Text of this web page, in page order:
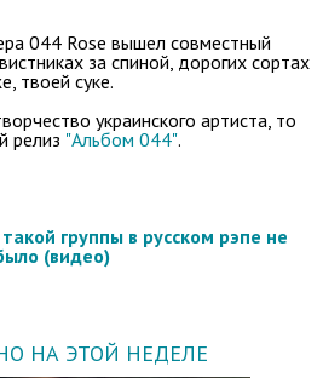
044 Rose вышел совместный
за спиной, дорогих сортах
твоей суке.
украинского артиста, то
релиз "Альбом 044".
группы в русском рэпе не
(видео)
НА ЭТОЙ НЕДЕЛЕ